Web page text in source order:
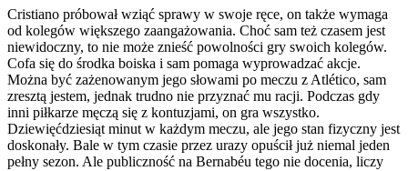
Cristiano próbował wziąć sprawy w swoje ręce, on także wymaga
od kolegów większego zaangażowania. Choć sam też czasem jest
niewidoczny, to nie może znieść powolności gry swoich kolegów.
Cofa się do środka boiska i sam pomaga wyprowadzać akcje.
Można być zażenowanym jego słowami po meczu z Atlético, sam
zresztą jestem, jednak trudno nie przyznać mu racji. Podczas gdy
inni piłkarze męczą się z kontuzjami, on gra wszystko.
Dziewięćdziesiąt minut w każdym meczu, ale jego stan fizyczny jest
doskonały. Bale w tym czasie przez urazy opuścił już niemal jeden
pełny sezon. Ale publiczność na Bernabéu tego nie docenia, liczy